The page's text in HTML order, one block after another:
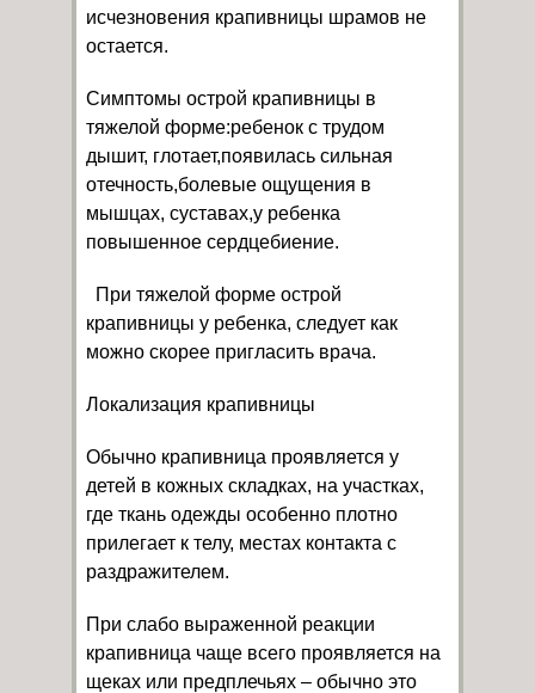
исчезновения крапивницы шрамов не
остается.
Симптомы острой крапивницы в
тяжелой форме:ребенок с трудом
дышит, глотает,появилась сильная
отечность,болевые ощущения в
мышцах, суставах,у ребенка
повышенное сердцебиение.
При тяжелой форме острой
крапивницы у ребенка, следует как
можно скорее пригласить врача.
Локализация крапивницы
Обычно крапивница проявляется у
детей в кожных складках, на участках,
где ткань одежды особенно плотно
прилегает к телу, местах контакта с
раздражителем.
При слабо выраженной реакции
крапивница чаще всего проявляется на
щеках или предплечьях – обычно это